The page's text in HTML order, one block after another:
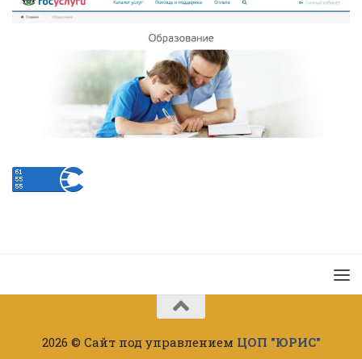
2026 © Сайт под управлением ЦОП "ЮРИС"